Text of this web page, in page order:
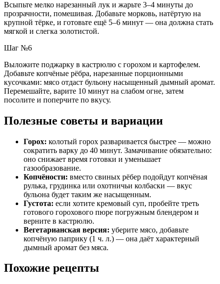
Всыпьте мелко нарезанный лук и жарьте 3–4 минуты до
прозрачности, помешивая. Добавьте морковь, натёртую на
крупной тёрке, и готовьте ещё 5–6 минут — она должна стать
мягкой и слегка золотистой.
Шаг №6
Выложите поджарку в кастрюлю с горохом и картофелем.
Добавьте копчёные рёбра, нарезанные порционными
кусочками: мясо отдаст бульону насыщенный дымный аромат.
Перемешайте, варите 10 минут на слабом огне, затем
посолите и поперчите по вкусу.
Полезные советы и вариации
Горох: колотый горох разваривается быстрее — можно
сократить варку до 40 минут. Замачивание обязательно:
оно снижает время готовки и уменьшает
газообразование.
Копчёности: вместо свиных рёбер подойдут копчёная
рулька, грудинка или охотничьи колбаски — вкус
бульона будет таким же насыщенным.
Густота: если хотите кремовый суп, пробейте треть
готового горохового пюре погружным блендером и
верните в кастрюлю.
Вегетарианская версия: уберите мясо, добавьте
копчёную паприку (1 ч. л.) — она даёт характерный
дымный аромат без мяса.
Похожие рецепты